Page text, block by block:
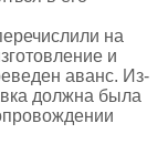
на
и
аванс. Из-
должна была